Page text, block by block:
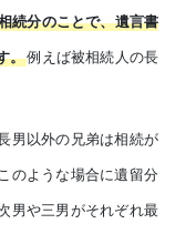
続分のことで、遺言書
。例えば被相続人の長
男以外の兄弟は相続が
のような場合に遺留分
男や三男がそれぞれ最